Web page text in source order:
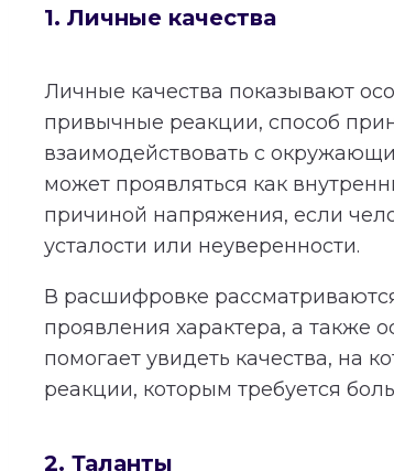
1. Личные качества
Личные качества показывают
привычные реакции, способ
взаимодействовать с
может проявляться как
причиной напряжения, если
усталости или неуверенности.
В расшифровке
проявления характера, а также
помогает увидеть качества, на
реакции, которым требуется
2. Таланты